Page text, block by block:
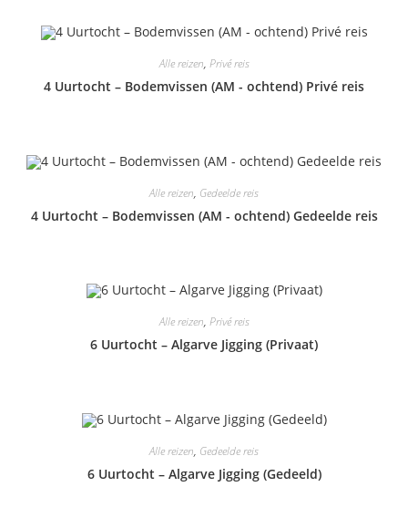
Alle reizen, Privé reis
4 Uurtocht – Bodemvissen (AM - ochtend) Privé reis
Alle reizen, Gedeelde reis
4 Uurtocht – Bodemvissen (AM - ochtend) Gedeelde reis
Alle reizen, Privé reis
6 Uurtocht – Algarve Jigging (Privaat)
Alle reizen, Gedeelde reis
6 Uurtocht – Algarve Jigging (Gedeeld)